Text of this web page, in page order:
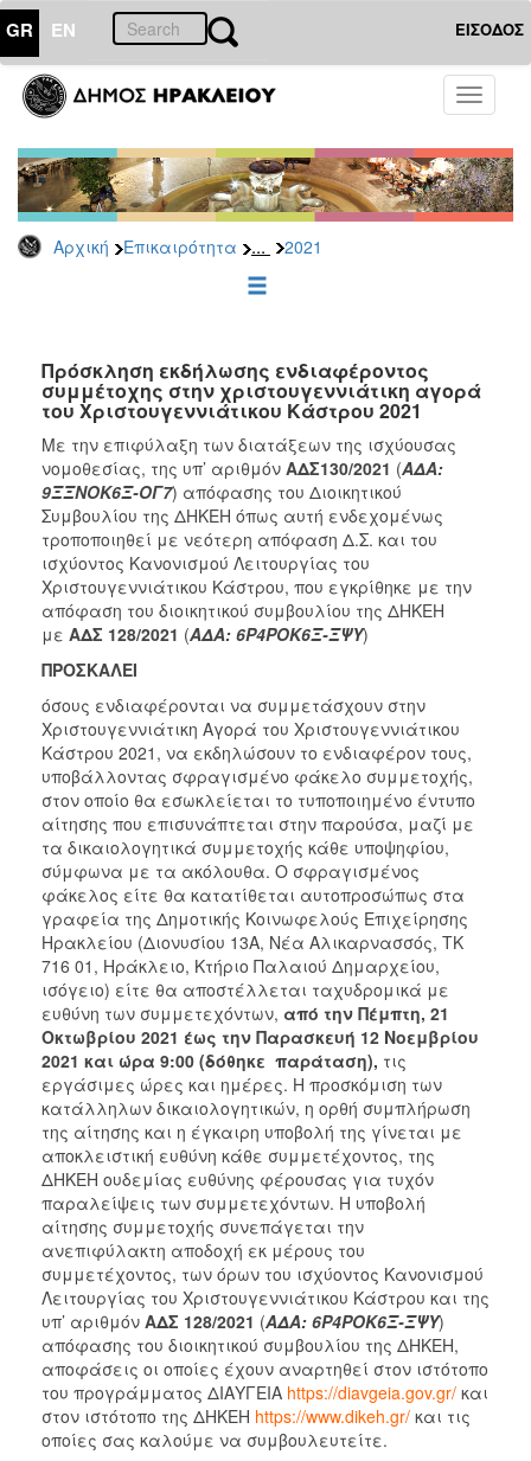
GR EN ΕΙΣΟΔΟΣ
Toggle
Αρχική Επικαιρότητα ... 2021
ΕΠΙΚΑΙΡΟΤΗΤΑ
-
Δημοπρασίες
Αρχείο
2026
2022
2021
2020
2019
2018
2017
2016
2015
2013
ΔΗΜΟΤΗΣ
ΕΠΙΣΚΕΠΤΗΣ
ΗΡΑΚΛΕΙΟ
Πρόσκληση εκδήλωσης ενδιαφέροντος
συμμέτοχης στην χριστουγεννιάτικη αγορά
του Χριστουγεννιάτικου Κάστρου 2021
Με την επιφύλαξη των διατάξεων της ισχύουσας
νομοθεσίας, της υπ’ αριθμόν ΑΔΣ130/2021 (ΑΔΑ:
9ΞΞΝΟΚ6Ξ-ΟΓ7) απόφασης του Διοικητικού
Συμβουλίου της ΔΗΚΕΗ όπως αυτή ενδεχομένως
τροποποιηθεί με νεότερη απόφαση Δ.Σ. και του
ισχύοντος Κανονισμού Λειτουργίας του
Χριστουγεννιάτικου Κάστρου, που εγκρίθηκε με την
απόφαση του διοικητικού συμβουλίου της ΔΗΚΕΗ
με ΑΔΣ 128/2021 (ΑΔΑ: 6Ρ4ΡΟΚ6Ξ-ΞΨΥ)
ΠΡΟΣΚΑΛΕΙ
όσους ενδιαφέρονται να συμμετάσχουν στην
Χριστουγεννιάτικη Αγορά του Χριστουγεννιάτικου
Κάστρου 2021, να εκδηλώσουν το ενδιαφέρον τους,
υποβάλλοντας σφραγισμένο φάκελο συμμετοχής,
στον οποίο θα εσωκλείεται το τυποποιημένο έντυπο
αίτησης που επισυνάπτεται στην παρούσα, μαζί με
τα δικαιολογητικά συμμετοχής κάθε υποψηφίου,
σύμφωνα με τα ακόλουθα. Ο σφραγισμένος
φάκελος είτε θα κατατίθεται αυτοπροσώπως στα
γραφεία της Δημοτικής Κοινωφελούς Επιχείρησης
Ηρακλείου (Διονυσίου 13Α, Νέα Αλικαρνασσός, ΤΚ
716 01, Ηράκλειο, Κτήριο Παλαιού Δημαρχείου,
ισόγειο) είτε θα αποστέλλεται ταχυδρομικά με
ευθύνη των συμμετεχόντων, από την Πέμπτη, 21
Οκτωβρίου 2021 έως την Παρασκευή 12 Νοεμβρίου
2021 και ώρα 9:00 (δόθηκε παράταση), τις
εργάσιμες ώρες και ημέρες. Η προσκόμιση των
κατάλληλων δικαιολογητικών, η ορθή συμπλήρωση
της αίτησης και η έγκαιρη υποβολή της γίνεται με
αποκλειστική ευθύνη κάθε συμμετέχοντος, της
ΔΗΚΕΗ ουδεμίας ευθύνης φέρουσας για τυχόν
παραλείψεις των συμμετεχόντων. Η υποβολή
αίτησης συμμετοχής συνεπάγεται την
ανεπιφύλακτη αποδοχή εκ μέρους του
συμμετέχοντος, των όρων του ισχύοντος Κανονισμού
Λειτουργίας του Χριστουγεννιάτικου Κάστρου και της
υπ’ αριθμόν ΑΔΣ 128/2021 (ΑΔΑ: 6Ρ4ΡΟΚ6Ξ-ΞΨΥ)
απόφασης του διοικητικού συμβουλίου της ΔΗΚΕΗ,
αποφάσεις οι οποίες έχουν αναρτηθεί στον ιστότοπο
του προγράμματος ΔΙΑΥΓΕΙΑ https://diavgeia.gov.gr/ και
στον ιστότοπο της ΔΗΚΕΗ https://www.dikeh.gr/ και τις
οποίες σας καλούμε να συμβουλευτείτε.